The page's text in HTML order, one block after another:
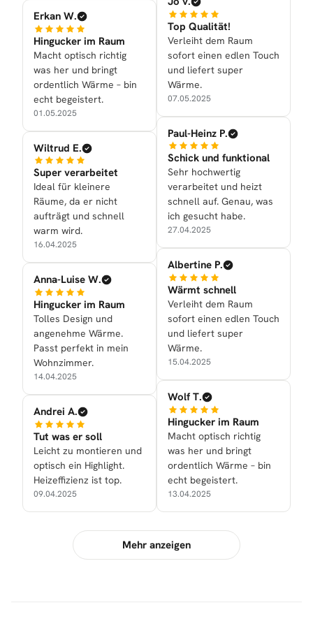
Erkan W.
Hingucker im Raum
Macht optisch richtig
was her und bringt
ordentlich Wärme – bin
echt begeistert.
01.05.2025
Wiltrud E.
Super verarbeitet
Ideal für kleinere
Räume, da er nicht
aufträgt und schnell
warm wird.
16.04.2025
Anna-Luise W.
Hingucker im Raum
Tolles Design und
angenehme Wärme.
Passt perfekt in mein
Wohnzimmer.
14.04.2025
Andrei A.
Tut was er soll
Leicht zu montieren und
optisch ein Highlight.
Heizeffizienz ist top.
09.04.2025
Top Qualität!
Verleiht dem Raum
sofort einen edlen Touch
und liefert super
Wärme.
07.05.2025
Paul-Heinz P.
Schick und funktional
Sehr hochwertig
verarbeitet und heizt
schnell auf. Genau, was
ich gesucht habe.
27.04.2025
Albertine P.
Wärmt schnell
Verleiht dem Raum
sofort einen edlen Touch
und liefert super
Wärme.
15.04.2025
Wolf T.
Hingucker im Raum
Macht optisch richtig
was her und bringt
ordentlich Wärme – bin
echt begeistert.
13.04.2025
Mehr anzeigen